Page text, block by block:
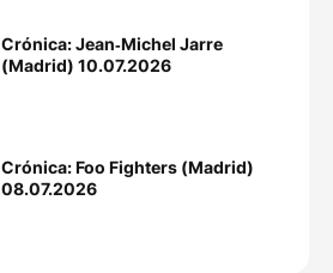
Crónica: Jean‐Michel Jarre
(Madrid) 10.07.2026
Crónica: Foo Fighters (Madrid)
08.07.2026